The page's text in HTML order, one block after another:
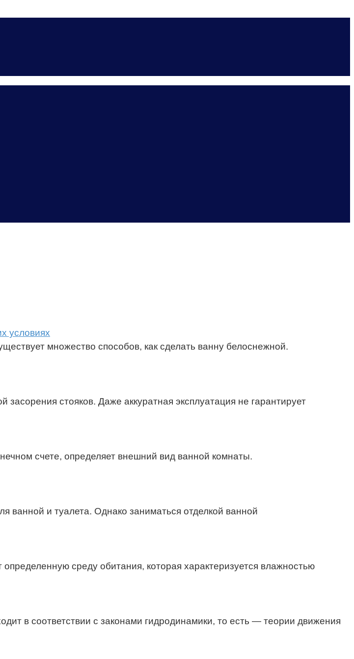
условиях
множество способов, как сделать ванну белоснежной.
стояков. Даже аккуратная эксплуатация не гарантирует
счете, определяет внешний вид ванной комнаты.
ванной и туалета. Однако заниматься отделкой ванной
среду обитания, которая характеризуется влажностью
в соответствии с законами гидродинамики, то есть — теории движения